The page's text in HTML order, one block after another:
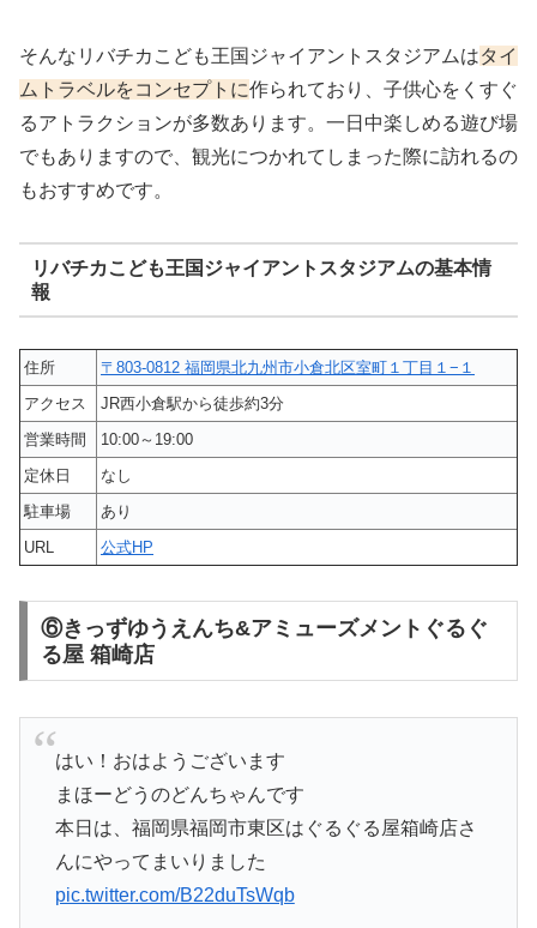
そんなリバチカこども王国ジャイアントスタジアムはタイ
ムトラベルをコンセプトに作られており、子供心をくすぐ
るアトラクションが多数あります。一日中楽しめる遊び場
でもありますので、観光につかれてしまった際に訪れるの
もおすすめです。
リバチカこども王国ジャイアントスタジアムの基本情
報
住所
〒803-0812 福岡県北九州市小倉北区室町１丁目１−１
アクセス
JR西小倉駅から徒歩約3分
営業時間
10:00～19:00
定休日
なし
駐車場
あり
URL
公式HP
⑥きっずゆうえんち&アミューズメントぐるぐ
る屋 箱崎店
はい！おはようございます
まほーどうのどんちゃんです
本日は、福岡県福岡市東区はぐるぐる屋箱崎店さ
んにやってまいりました
pic.twitter.com/B22duTsWqb